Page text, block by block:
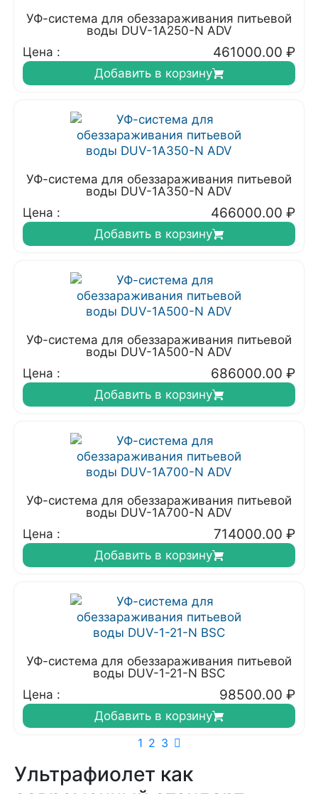
УФ-система для обеззараживания питьевой
воды DUV-1A250-N ADV
Цена :
461000.00 ₽
Добавить в корзину
УФ-система для обеззараживания питьевой
воды DUV-1A350-N ADV
Цена :
466000.00 ₽
Добавить в корзину
УФ-система для обеззараживания питьевой
воды DUV-1A500-N ADV
Цена :
686000.00 ₽
Добавить в корзину
УФ-система для обеззараживания питьевой
воды DUV-1A700-N ADV
Цена :
714000.00 ₽
Добавить в корзину
УФ-система для обеззараживания питьевой
воды DUV-1-21-N BSC
Цена :
98500.00 ₽
Добавить в корзину
1 2 3
Ультрафиолет как